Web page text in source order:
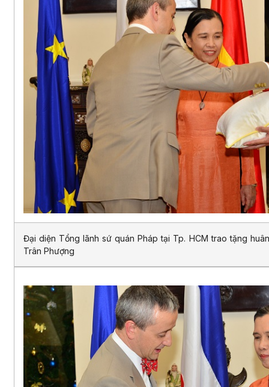
Đại diện Tổng lãnh sứ quán Pháp tại Tp. HCM trao tặng
Trân Phượng